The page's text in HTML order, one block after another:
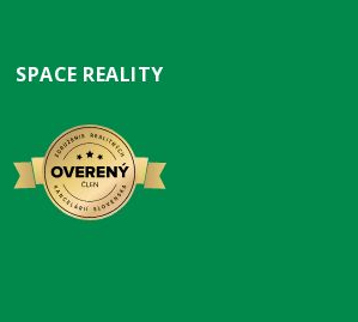
SPACE REALITY